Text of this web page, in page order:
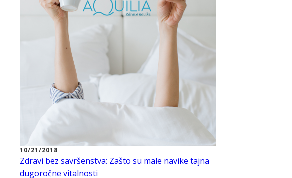
10/21/2018
Zdravi bez savršenstva: Zašto su male navike tajna
dugoročne vitalnosti